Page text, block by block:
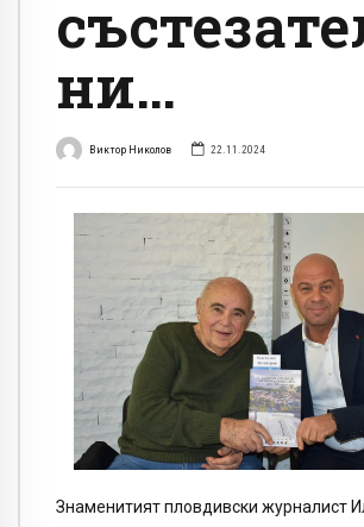
ни…
Виктор Николов 22.11.2024
Знаменитият пловдивски журналист